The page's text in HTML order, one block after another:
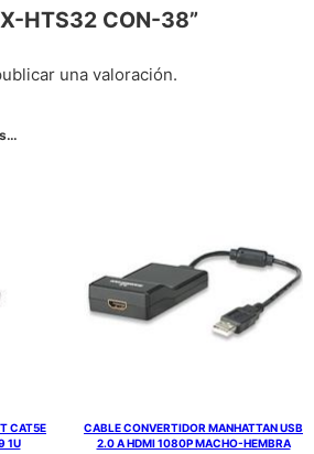
HTS32 CON-38”
una valoración.
CAT5E
1U
CABLE CONVERTIDOR MANHATTAN USB
2.0 A HDMI 1080P MACHO-HEMBRA